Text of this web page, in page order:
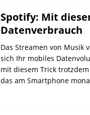
Spotify: Mit
Datenverbrauch
Das Streamen von Musik
sich Ihr mobiles
mit diesem Trick
das am Smartphone